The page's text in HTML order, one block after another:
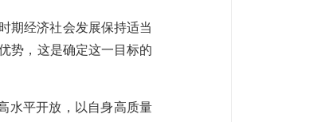
期经济社会发展保持适当
势，这是确定这一目标的
水平开放，以自身高质量